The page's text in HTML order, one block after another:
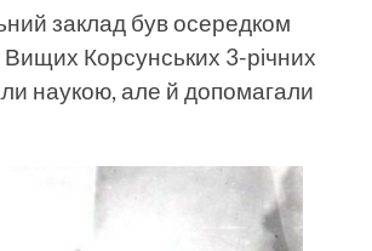
заклад був осередком
Вищих Корсунських 3-річних
наукою, але й допомагали